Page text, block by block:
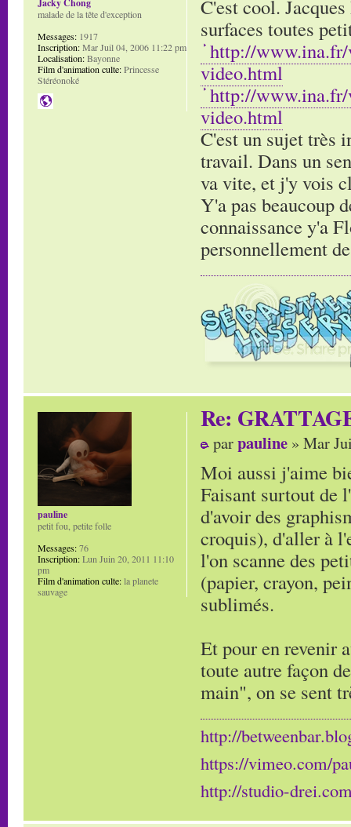
C'est cool.
surfaces toutes
http://www.ina.fr/
video.html
http://www.ina.fr/
video.html
C'est un sujet très
travail. Dans un
va vite, et j'y vois
Y'a pas beaucoup
connaissance y'a
personnellement
malade de la tête d'exception
Messages: 1917
Inscription:Mar Juil 04, 2006 11:22 pm
Localisation:Bayonne
Film d'animation culte:Princesse
Stéréonoké
Re:
parpauline » Mar
Moi aussi j'aime
Faisant surtout de
d'avoir des
croquis), d'aller à
l'on scanne des
(papier, crayon,
sublimés.
Et pour en revenir
toute autre façon
main", on se sent
http://
https://vimeo.com/
http://studio-
pauline
petit fou, petite folle
Messages:76
Inscription:Lun Juin 20, 2011 11:10
pm
Film d'animation culte:la planete
sauvage